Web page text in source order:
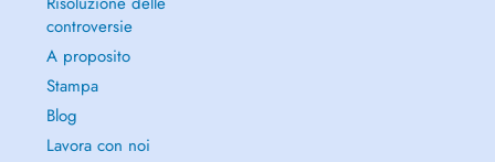
controversie
A proposito
Stampa
Blog
Lavora con noi